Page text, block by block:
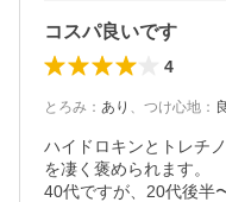
コスパ良いです
4
とろみ ： あり 、 つけ心地 ：
ハイドロキンとトレチ
を凄く褒められます。
40代ですが、20代後半